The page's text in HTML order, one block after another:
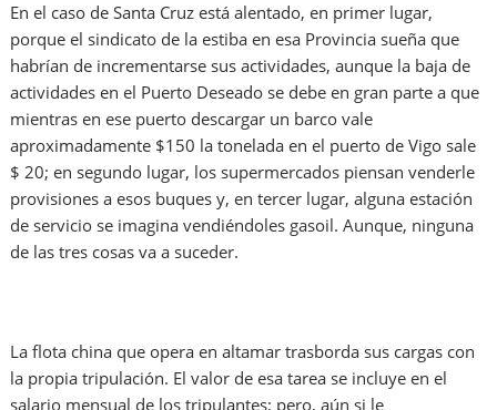
En el caso de Santa Cruz está alentado, en primer lugar,
porque el sindicato de la estiba en esa Provincia sueña que
habrían de incrementarse sus actividades, aunque la baja de
actividades en el Puerto Deseado se debe en gran parte a que
mientras en ese puerto descargar un barco vale
aproximadamente $150 la tonelada en el puerto de Vigo sale
$ 20; en segundo lugar, los supermercados piensan venderle
provisiones a esos buques y, en tercer lugar, alguna estación
de servicio se imagina vendiéndoles gasoil. Aunque, ninguna
de las tres cosas va a suceder.
La flota china que opera en altamar trasborda sus cargas con
la propia tripulación. El valor de esa tarea se incluye en el
salario mensual de los tripulantes; pero, aún si le